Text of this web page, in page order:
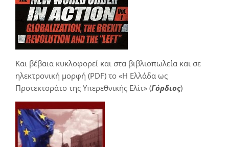
Και βέβαια κυκλοφορεί και στα βιβλιοπωλεία και σε
ηλεκτρονική μορφή (PDF) το «Η Ελλάδα ως
Προτεκτοράτο της Υπερεθνικής Ελίτ» (Γόρδιος)